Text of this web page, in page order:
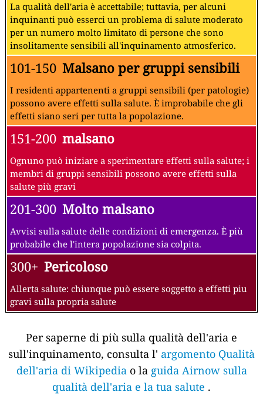
La qualità dell'aria è accettabile; tuttavia, per alcuni
inquinanti può esserci un problema di salute moderato
per un numero molto limitato di persone che sono
insolitamente sensibili all'inquinamento atmosferico.
101-150 Malsano per gruppi sensibili
I residenti appartenenti a gruppi sensibili (per patologie)
possono avere effetti sulla salute. È improbabile che gli
effetti siano seri per tutta la popolazione.
151-200 malsano
Ognuno può iniziare a sperimentare effetti sulla salute; i
membri di gruppi sensibili possono avere effetti sulla
salute più gravi
201-300 Molto malsano
Avvisi sulla salute delle condizioni di emergenza. È più
probabile che l'intera popolazione sia colpita.
300+ Pericoloso
Allerta salute: chiunque può essere soggetto a effetti piu
gravi sulla propria salute
Per saperne di più sulla qualità dell'aria e
sull'inquinamento, consulta l' argomento Qualità
dell'aria di Wikipediao la guida Airnow sulla
qualità dell'aria e la tua salute .